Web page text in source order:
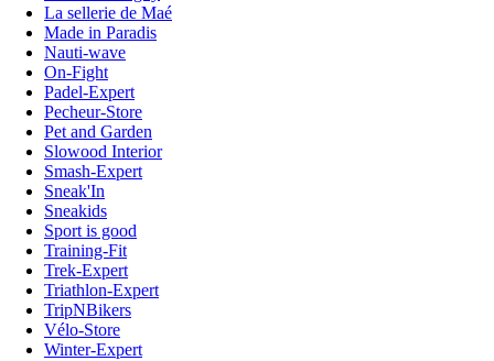
La sellerie de Maé
Made in Paradis
Nauti-wave
On-Fight
Padel-Expert
Pecheur-Store
Pet and Garden
Slowood Interior
Smash-Expert
Sneak'In
Sneakids
Sport is good
Training-Fit
Trek-Expert
Triathlon-Expert
TripNBikers
Vélo-Store
Winter-Expert